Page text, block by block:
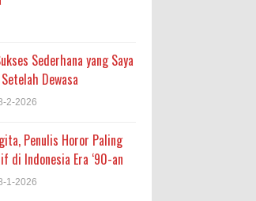
Sederhana yang Saya
Dewasa
2-2026
Penulis Horor Paling
di Indonesia Era ‘90-an
1-2026